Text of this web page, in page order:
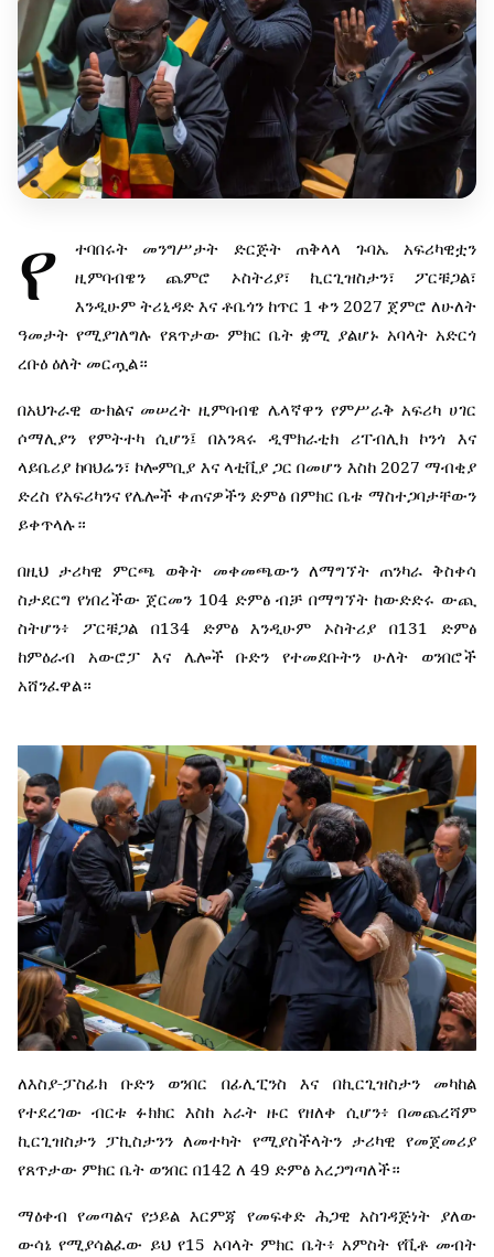
የ ተባበሩት መንግሥታት ድርጅት ጠቅላላ ጉባኤ
አፍሪካዊቷን
ዚምባብዌን
ጨምሮ ኦስትሪያ፣ ኪርጊዝስታን፣
ፖርቹጋል፣
እንዲሁም ትሪኒዳድ እና ቶቤጎን ከጥር 1 ቀን 2027 ጀምሮ ለሁለት
ዓመታት የሚያገለግሉ የጸጥታው ምክር ቤት ቋሚ ያልሆኑ አባላት አድርጎ
ረቡዕ ዕለት መርጧል።
በአህጉራዊ ውክልና መሠረት ዚምባብዌ ሌላኛዋን የምሥራቅ አፍሪካ ሀገር
ሶማሊያን
የምትተካ ሲሆን፤ በአንጻሩ ዲሞክራቲክ ሪፐብሊክ ኮንጎ
እና
ላይቤሪያ ከባህሬን፣ ኮሎምቢያ እና ላቲቪያ ጋር በመሆን እስከ2027ማብቂያ
ድረስ የአፍሪካንና የሌሎች ቀጠናዎችን ድምፅ በምክር ቤቱ ማስተጋባታቸውን
ይቀጥላሉ።
በዚህ ታሪካዊ ምርጫ ወቅት መቀመጫውን ለማግኘት ጠንካራ ቅስቀሳ
ስታደርግ የነበረችው ጀርመን 104 ድምፅ ብቻ በማግኘት ከውድድሩ ውጪ
ስትሆን፥
ፖርቹጋል በ134 ድምፅ እንዲሁም ኦስትሪያ በ131ድምፅ
ከምዕራብ
አውሮፓ እና ሌሎች ቡድን የተመደቡትን ሁለት
ወንበሮች
አሸንፈዋል።
ለእስያ-ፓስፊክ ቡድን ወንበር በፊሊፒንስ እና በኪርጊዝስታን
መካከል
የተደረገው ብርቱ ፉክክር እስከ አራት ዙር የዘለቀ ሲሆን፥ በመጨረሻም
ኪርጊዝስታን ፓኪስታንን ለመተካት የሚያስችላትን ታሪካዊ የመጀመሪያ
የጸጥታው ምክር ቤት ወንበር በ142 ለ 49 ድምፅ አረጋግጣለች።
ማዕቀብ የመጣልና የኃይል እርምጃ የመፍቀድ ሕጋዊ አስገዳጅነት ያለው
ውሳኔ የሚያሳልፈው ይህ የ15 አባላት ምክር ቤት፥ አምስት የቪቶ መብት